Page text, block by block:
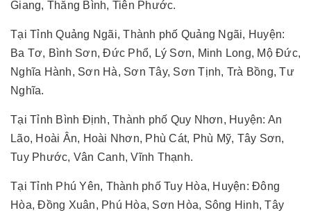
Giang, Thăng Bình, Tiên Phước.
Tại Tỉnh Quảng Ngãi, Thành phố Quảng Ngãi, Huyện:
Ba Tơ, Bình Sơn, Đức Phổ, Lý Sơn, Minh Long, Mộ Đức,
Nghĩa Hành, Sơn Hà, Sơn Tây, Sơn Tịnh, Trà Bồng, Tư
Nghĩa.
Tại Tỉnh Bình Định, Thành phố Quy Nhơn, Huyện: An
Lão, Hoài Ân, Hoài Nhơn, Phù Cát, Phù Mỹ, Tây Sơn,
Tuy Phước, Vân Canh, Vĩnh Thạnh.
Tại Tỉnh Phú Yên, Thành phố Tuy Hòa, Huyện: Đông
Hòa, Đồng Xuân, Phú Hòa, Sơn Hòa, Sông Hinh, Tây